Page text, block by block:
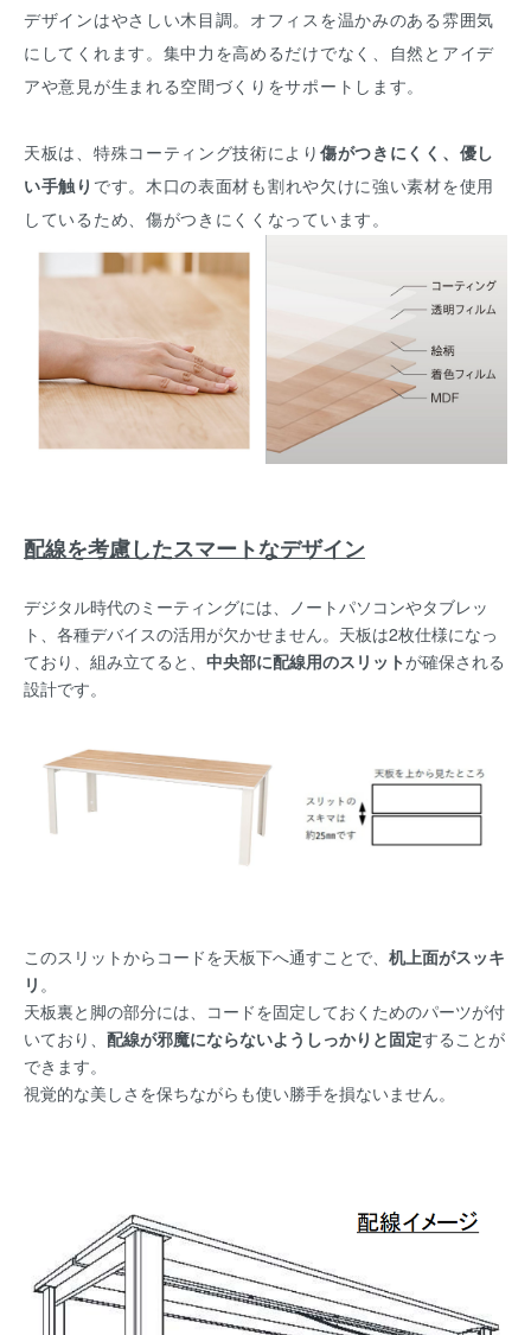
デザインはやさしい木目調。オフィスを温かみのある雰囲気
にしてくれます。集中力を高めるだけでなく、自然とアイデ
アや意見が生まれる空間づくりをサポートします。
天板は、特殊コーティング技術により 傷がつきにくく、優し
い手触り です。木口の表面材も割れや欠けに強い素材を使用
しているため、傷がつきにくくなっています。
配線を考慮したスマートなデザイン
デジタル時代のミーティングには、ノートパソコンやタブレッ
ト、各種デバイスの活用が欠かせません。天板は2枚仕様になっ
ており、組み立てると、 中央部に配線用のスリットが確保される
設計です。
このスリットからコードを天板下へ通すことで、 机上面がスッキ
リ 。
天板裏と脚の部分には、コードを固定しておくためのパーツが付
いており、 配線が邪魔にならないようしっかりと固定することが
できます。
視覚的な美しさを保ちながらも使い勝手を損ないません。